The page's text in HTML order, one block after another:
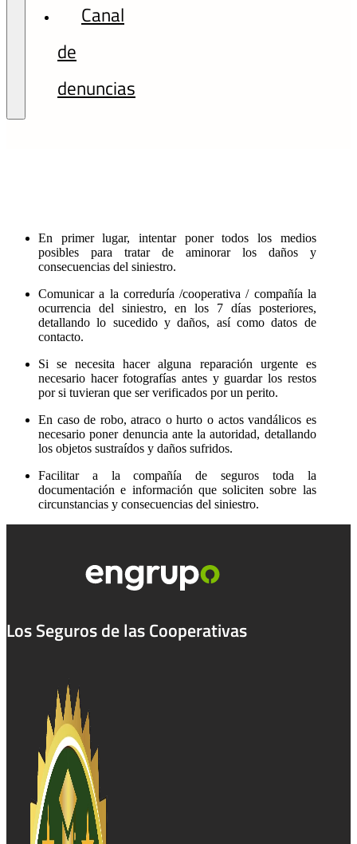
Canal
de
denuncias
En primer lugar, intentar poner todos los medios
posibles para tratar de aminorar los daños y
consecuencias del siniestro.
Comunicar a la correduría /cooperativa / compañía la
ocurrencia del siniestro, en los 7 días posteriores,
detallando lo sucedido y daños, así como datos de
contacto.
Si se necesita hacer alguna reparación urgente es
necesario hacer fotografías antes y guardar los restos
por si tuvieran que ser verificados por un perito.
En caso de robo, atraco o hurto o actos vandálicos es
necesario poner denuncia ante la autoridad, detallando
los objetos sustraídos y daños sufridos.
Facilitar a la compañía de seguros toda la
documentación e información que soliciten sobre las
circunstancias y consecuencias del siniestro.
Los Seguros de las Cooperativas